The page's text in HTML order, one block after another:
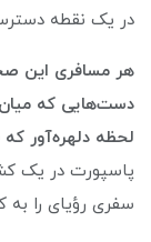
در یک نقطه
هر مسافری این
دست‌هایی که
لحظه دلهره‌آور که
پاسپورت در یک
سفری رؤیای را